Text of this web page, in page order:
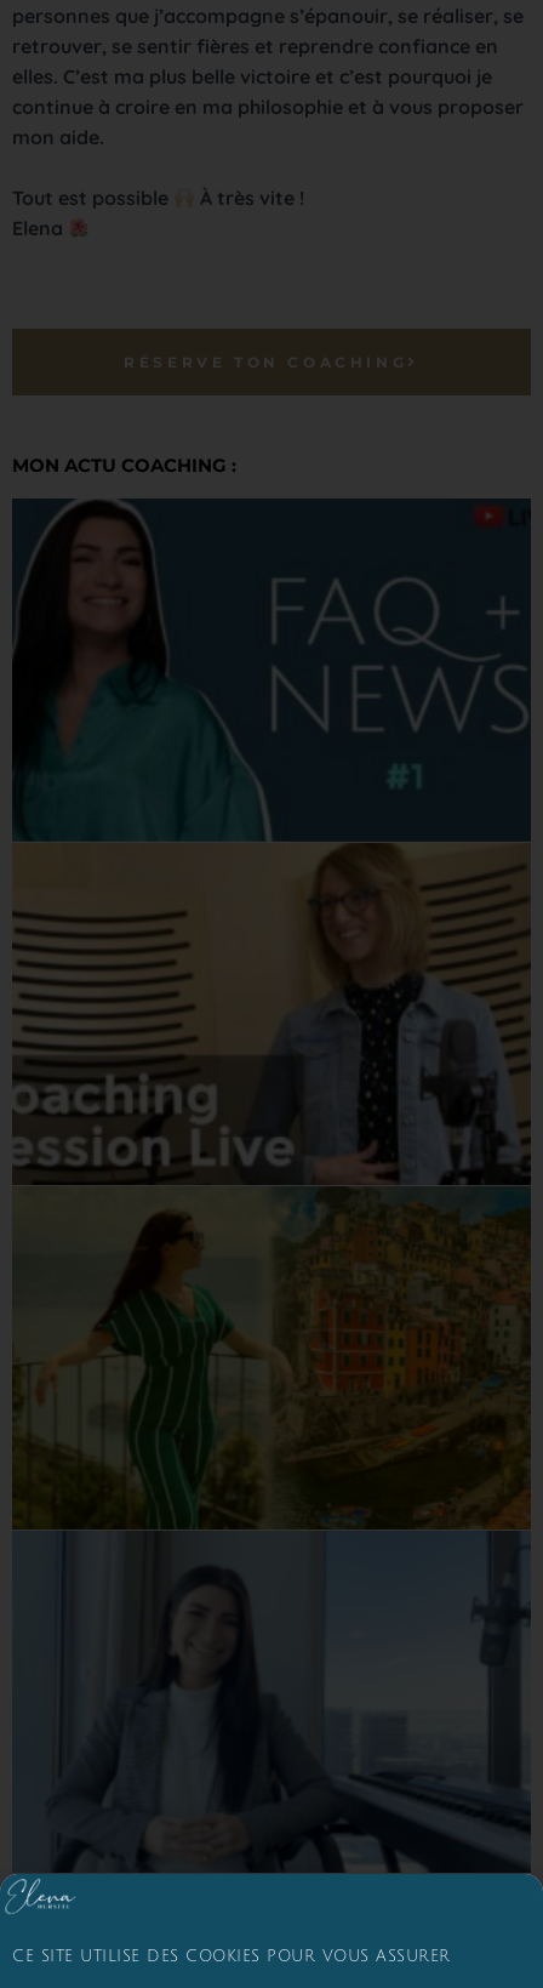
personnes que j’accompagne s’épanouir, se réaliser, se
retrouver, se sentir fières et reprendre confiance en
elles. C’est ma plus belle victoire et c’est pourquoi je
continue à croire en ma philosophie et à vous proposer
mon aide.
Tout est possible
À très vite !
Elena
RÉSERVE TON COACHING
MON ACTU COACHING :
© 2026 - Elena Hurstel
CE SITE UTILISE DES COOKIES POUR VOUS ASSURER